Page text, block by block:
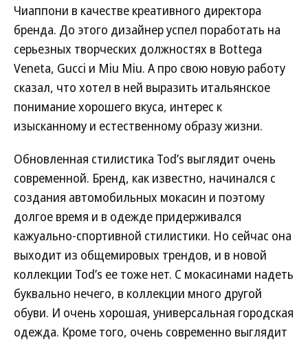
Чиаппони в качестве креативного директора
бренда. До этого дизайнер успел поработать на
серьезных творческих должностях в Bottega
Veneta, Gucci и Miu Miu. А про свою новую работу
сказал, что хотел в ней выразить итальянское
понимание хорошего вкуса, интерес к
изысканному и естественному образу жизни.
Обновленная стилистика Tod’s выглядит очень
современной. Бренд, как известно, начинался с
создания автомобильных мокасин и поэтому
долгое время и в одежде придерживался
кажуально-спортивной стилистики. Но сейчас она
выходит из общемировых трендов, и в новой
коллекции Tod’s ее тоже нет. С мокасинами надеть
буквально нечего, в коллекции много другой
обуви. И очень хорошая, универсальная городская
одежда. Кроме того, очень современно выглядит